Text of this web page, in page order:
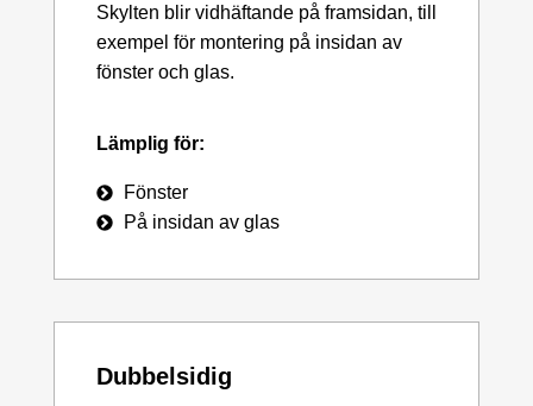
Skylten blir vidhäftande på framsidan, till
exempel för montering på insidan av
fönster och glas.
Lämplig för:
Fönster
På insidan av glas
Dubbelsidig